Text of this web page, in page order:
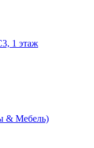
1 этаж
& Мебель)